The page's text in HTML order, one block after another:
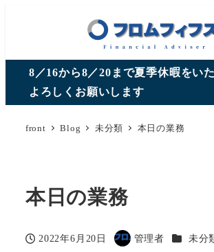
8／16から8／20まで夏季休暇をい
よろしくお願いします
front Blog 未分類 本日の業務
本日の業務
投稿日
2022年6月20日
著
管理者 カテゴリ
未分